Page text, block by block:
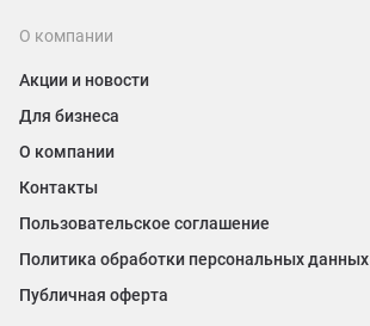
О компании
Акции и новости
Для бизнеса
О компании
Контакты
Пользовательское соглашение
Политика обработки персональных данных
Публичная оферта